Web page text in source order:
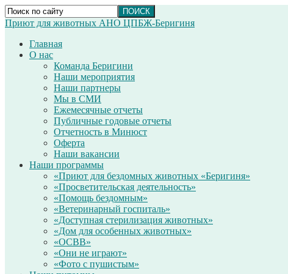
Приют для животных АНО ЦПБЖ-Беригиня
Главная
О нас
Команда Беригини
Наши мероприятия
Наши партнеры
Мы в СМИ
Ежемесячные отчеты
Публичные годовые отчеты
Отчетность в Минюст
Оферта
Наши вакансии
Наши программы
«Приют для бездомных животных «Беригиня»
«Просветительская деятельность»
«Помощь бездомным»
«Ветеринарный госпиталь»
«Доступная стерилизация животных»
«Дом для особенных животных»
«ОСВВ»
«Они не играют»
«Фото с пушистым»